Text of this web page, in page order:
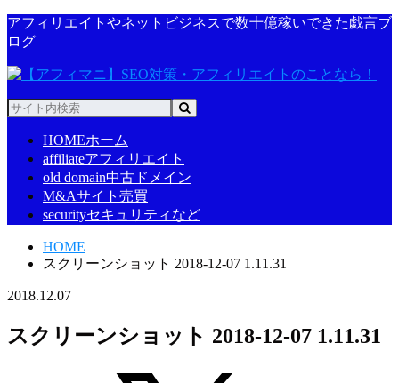
アフィリエイトやネットビジネスで数十億稼いできた戯言ブ
ログ
HOMEホーム
affiliateアフィリエイト
old domain中古ドメイン
M&Aサイト売買
securityセキュリティなど
HOME
スクリーンショット 2018-12-07 1.11.31
2018.12.07
スクリーンショット 2018-12-07 1.11.31